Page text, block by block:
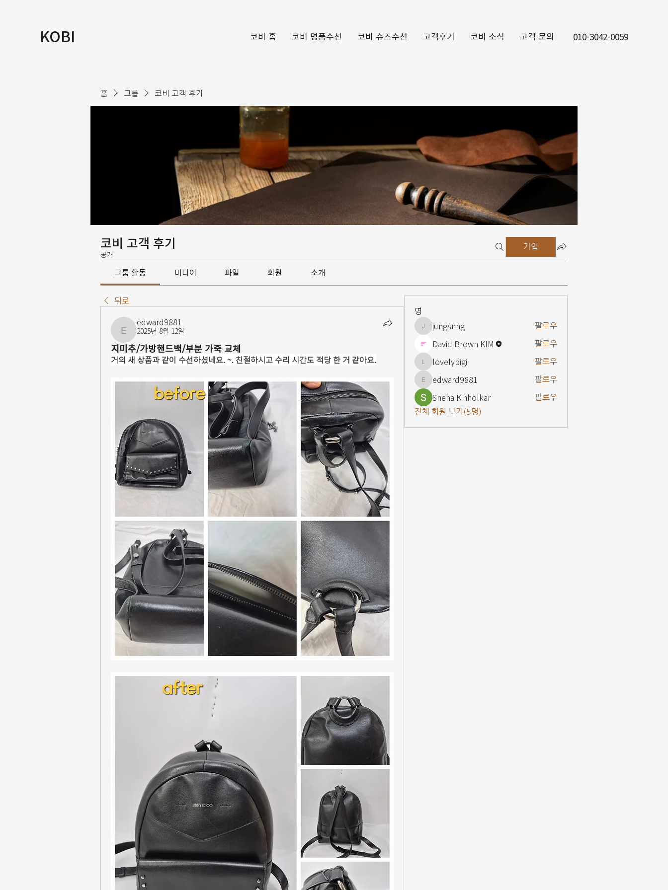
KOBI 코비 홈 코비 명품수선 코비 슈즈수선 고객후기 코비 소식 고객 문의 010-3042-0059
홈 그룹 코비 고객 후기
코비 고객 후기
공개
가입
그룹 활동 미디어 파일 회원 소개
뒤로
edward9881
edward9881
2025년 8월 12일
지미추/가방핸드백/부분 가죽 교체
거의 새 상품과 같이 수선하셨네요. ~. 친절하시고 수리 시간도 적당 한 거 같아요.
명
jungsnng
jungsnng 팔로우
David Brown KIM 팔로우
lovelypigi
lovelypigi 팔로우
edward9881
edward9881 팔로우
Sneha Kinholkar
팔로우
전체 회원 보기(5명)